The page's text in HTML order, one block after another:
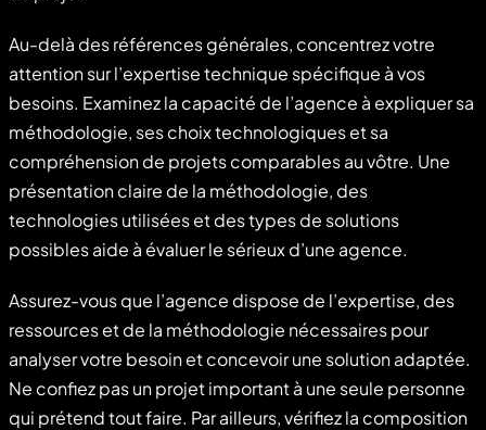
Au-delà des références générales, concentrez votre
attention sur l’expertise technique spécifique à vos
besoins. Examinez la capacité de l’agence à expliquer sa
méthodologie, ses choix technologiques et sa
compréhension de projets comparables au vôtre. Une
présentation claire de la méthodologie, des
technologies utilisées et des types de solutions
possibles aide à évaluer le sérieux d’une agence.
Assurez-vous que l’agence dispose de l’expertise, des
ressources et de la méthodologie nécessaires pour
analyser votre besoin et concevoir une solution adaptée.
Ne confiez pas un projet important à une seule personne
qui prétend tout faire. Par ailleurs, vérifiez la composition